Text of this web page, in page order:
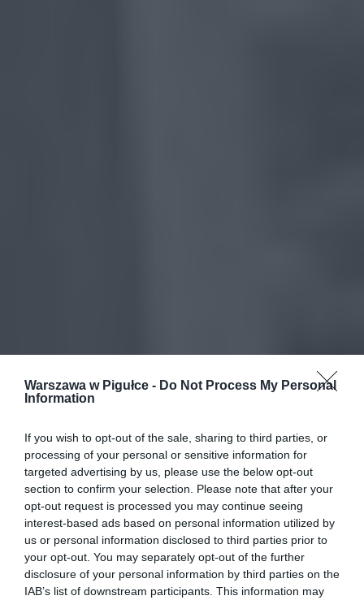
Warszawa w Pigułce - Do Not Process My Personal
Information
If you wish to opt-out of the sale, sharing to third parties, or
processing of your personal or sensitive information for
targeted advertising by us, please use the below opt-out
section to confirm your selection. Please note that after your
opt-out request is processed you may continue seeing
interest-based ads based on personal information utilized by
us or personal information disclosed to third parties prior to
your opt-out. You may separately opt-out of the further
disclosure of your personal information by third parties on the
IAB’s list of downstream participants. This information may